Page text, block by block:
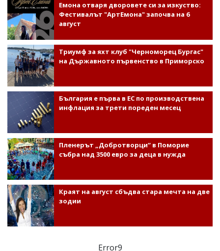
Емона отваря дворовете си за изкуство:
Фестивалът "АртЕмона" започва на 6
август
Триумф за яхт клуб "Черноморец Бургас"
на Държавното първенство в Приморско
България е първа в ЕС по производствена
инфлация за трети пореден месец
Пленерът „Добротворци“ в Поморие
събра над 3500 евро за деца в нужда
Краят на август сбъдва стара мечта на две
зодии
Error9